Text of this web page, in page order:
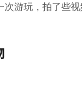
游玩，拍了些